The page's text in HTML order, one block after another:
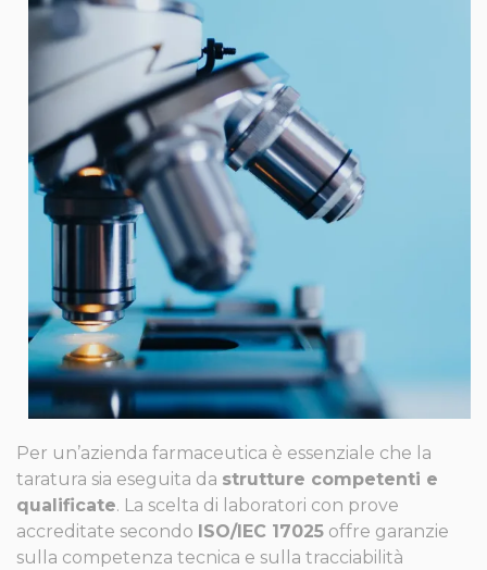
Per un’azienda farmaceutica è essenziale che la
taratura sia eseguita da strutture competenti e
qualificate. La scelta di laboratori con prove
accreditate secondo ISO/IEC 17025 offre garanzie
sulla competenza tecnica e sulla tracciabilità